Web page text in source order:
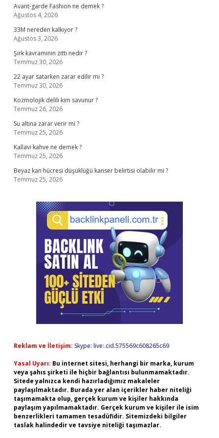
Avant-garde Fashion ne demek ?
Ağustos 4, 2026
33M nereden kalkıyor ?
Ağustos 3, 2026
Şirk kavramının zıttı nedir ?
Temmuz 30, 2026
22 ayar satarken zarar edilir mi ?
Temmuz 30, 2026
Kozmolojik delili kim savunur ?
Temmuz 26, 2026
Su altına zarar verir mi ?
Temmuz 25, 2026
Kallavi kahve ne demek ?
Temmuz 25, 2026
Beyaz kan hücresi düşüklüğü kanser belirtisi olabilir mi ?
Temmuz 25, 2026
Reklam ve İletişim: Skype: live:.cid.575569c608265c69
Yasal Uyarı: Bu internet sitesi, herhangi bir marka, kurum
veya şahıs şirketi ile hiçbir bağlantısı bulunmamaktadır.
Sitede yalnızca kendi hazırladığımız makaleler
paylaşılmaktadır. Burada yer alan içerikler haber niteliği
taşımamakta olup, gerçek kurum ve kişiler hakkında
paylaşım yapılmamaktadır. Gerçek kurum ve kişiler ile isim
benzerlikleri tamamen tesadüfidir. Sitemizdeki bilgiler
taslak halindedir ve tavsiye niteliği taşımazlar.